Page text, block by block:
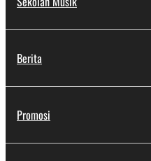
Berita
Promosi